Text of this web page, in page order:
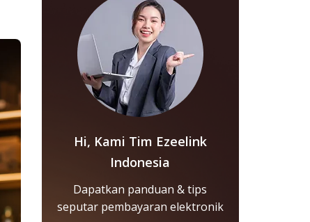
Hi, Kami Tim Ezeelink
Indonesia
Dapatkan panduan & tips
seputar pembayaran elektronik